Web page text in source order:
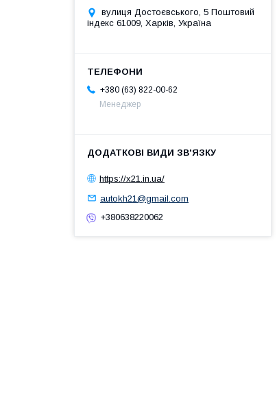
вулиця Достоєвського, 5 Поштовий
індекс 61009, Харків, Україна
+380 (63) 822-00-62
Менеджер
https://x21.in.ua/
autokh21@gmail.com
+380638220062